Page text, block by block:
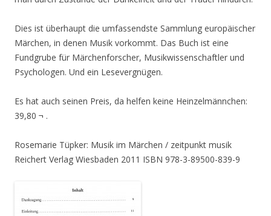
Dies ist überhaupt die umfassendste Sammlung europäischer
Märchen, in denen Musik vorkommt. Das Buch ist eine
Fundgrube für Märchenforscher, Musikwissenschaftler und
Psychologen. Und ein Lesevergnügen.
Es hat auch seinen Preis, da helfen keine Heinzelmännchen:
39,80 ¬ .
Rosemarie Tüpker: Musik im Märchen / zeitpunkt musik
Reichert Verlag Wiesbaden 2011 ISBN 978-3-89500-839-9